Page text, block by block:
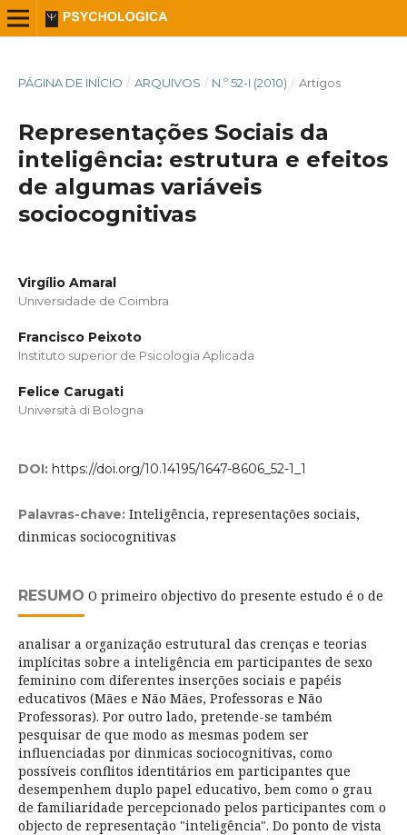
PÁGINA DE INÍCIO / ARQUIVOS / N.º 52-I (2010) / Artigos
Representações Sociais da
inteligência: estrutura e efeitos
de algumas variáveis
sociocognitivas
Virgílio Amaral
Universidade de Coimbra
Francisco Peixoto
Instituto superior de Psicologia Aplicada
Felice Carugati
Università di Bologna
DOI: https://doi.org/10.14195/1647-8606_52-1_1
Palavras-chave: Inteligência, representações sociais,
dinmicas sociocognitivas
RESUMO O primeiro objectivo do presente estudo é o de
analisar a organização estrutural das crenças e teorias
implícitas sobre a inteligência em participantes de sexo
feminino com diferentes inserções sociais e papéis
educativos (Mães e Não Mães, Professoras e Não
Professoras). Por outro lado, pretende-se também
pesquisar de que modo as mesmas podem ser
influenciadas por dinmicas sociocognitivas, como
possíveis conflitos identitários em participantes que
desempenhem duplo papel educativo, bem como o grau
de familiaridade percepcionado pelos participantes com o
objecto de representação "inteligência". Do ponto de vista